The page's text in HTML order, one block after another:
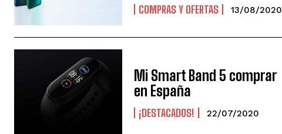
COMPRAS Y OFERTAS 13/08/2020
Mi Smart Band 5 comprar
en España
¡DESTACADOS! 22/07/2020